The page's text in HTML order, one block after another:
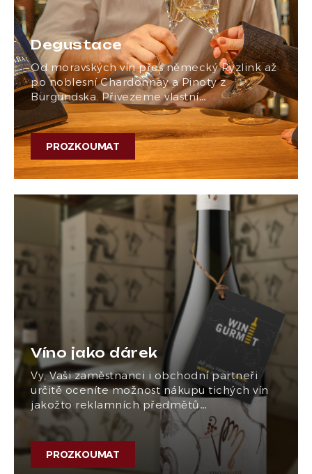
Degustace
Od moravských vín přes německý Ryzlink až
po noblesní Chardonnay a Pinoty z
Burgundska. Přivezeme vlastní…
PROZKOUMAT
Víno jako dárek
Vy, Vaši zaměstnanci i obchodní partneři
určitě oceníte možnost nákupu tichých vín
jakožto reklamních předmětů…
PROZKOUMAT